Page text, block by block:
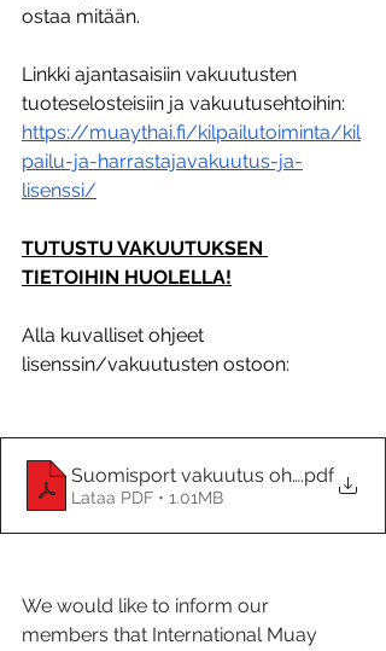
ostaa mitään.
Linkki ajantasaisiin vakuutusten
tuoteselosteisiin ja vakuutusehtoihin:
https://muaythai.fi/kilpailutoiminta/kil
pailu-ja-harrastajavakuutus-ja-
lisenssi/
TUTUSTU VAKUUTUKSEN
TIETOIHIN HUOLELLA!
Alla kuvalliset ohjeet
lisenssin/vakuutusten ostoon:
Suomisport vakuutus ohjeet-
.pdf
Lataa PDF • 1.01MB
We would like to inform our
members that International Muay